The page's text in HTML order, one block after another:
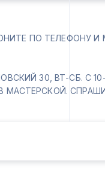
ПО ТЕЛЕФОНУ
30, ВТ-СБ. С
МАСТЕРСКОЙ.